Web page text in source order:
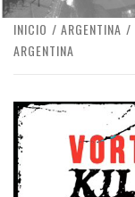
INICIO ARGENTINA
ARGENTINA